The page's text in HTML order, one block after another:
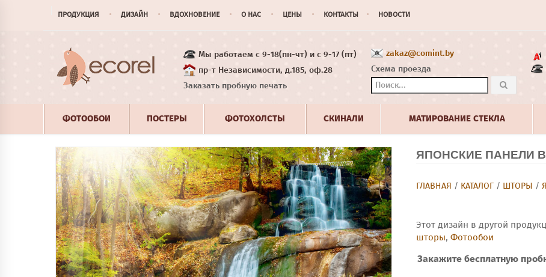
ПРОДУКЦИЯ ДИЗАЙН ВДОХНОВЕНИЕ О НАС ЦЕНЫ КОНТАКТЫ НОВОСТИ
Мы работаем с 9-18(пн-чт) и с 9-17 (пт)
пр-т Независимости, д.185, оф.28
Заказать пробную печать
zakaz@comint.by
Схема проезда
ФОТООБОИ ПОСТЕРЫ ФОТОХОЛСТЫ СКИНАЛИ МАТИРОВАНИЕ СТЕКЛА
ЯПОНСКИЕ ПАНЕЛИ
ГЛАВНАЯ / КАТАЛОГ / ШТОРЫ /
Этот дизайн в другой
шторы, Фотообои
Закажите бесплатную